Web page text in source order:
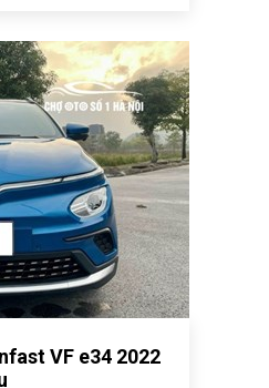
VF e34 2022